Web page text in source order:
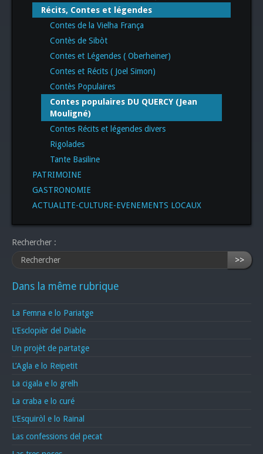
Récits, Contes et légendes
Contes de la Vielha França
Contès de Sibòt
Contes et Légendes ( Oberheiner)
Contes et Récits ( Joel Simon)
Contès Populaires
Contes populaires DU QUERCY (Jean
Mouligné)
Contes Récits et légendes divers
Rigolades
Tante Basiline
PATRIMOINE
GASTRONOMIE
ACTUALITE-CULTURE-EVENEMENTS LOCAUX
Rechercher :
>>
Dans la même rubrique
La Femna e lo Pariatge
L’Esclopièr del Diable
Un projèt de partatge
L’Agla e lo Reipetit
La cigala e lo grelh
La craba e lo curé
L’Esquiròl e lo Rainal
Las confessions del pecat